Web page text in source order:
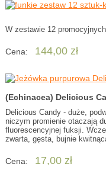
W zestawie 12
Cena: 144,00 zł
(Echinacea) Delicious
Delicious Candy - duże,
niczym promienie otaczają
fluorescencyjnej fuksji.
zwarta, gęsta, bujnie
Cena: 17,00 zł